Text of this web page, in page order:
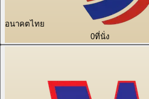
อนาคตไทย
0ที่นั่ง